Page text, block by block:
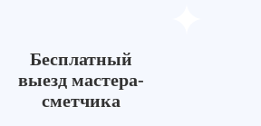
Бесплатный
выезд мастера-
сметчика